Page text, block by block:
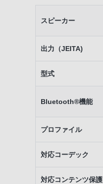
スピーカー
出力（JEITA)
型式
Bluetooth®機能
プロファイル
対応コーデック
対応コンテンツ保護